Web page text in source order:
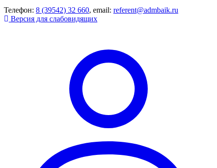
Телефон: 8 (39542) 32 660, email: referent@admbaik.ru
Версия для слабовидящих